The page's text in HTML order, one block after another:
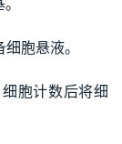
胞悬液。
胞计数后将细